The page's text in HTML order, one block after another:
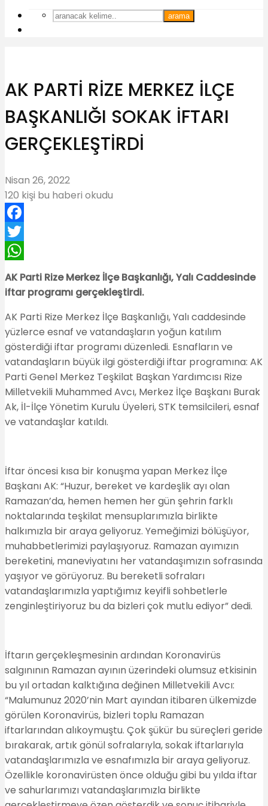
arama
AK PARTİ RİZE MERKEZ İLÇE
BAŞKANLIĞI SOKAK İFTARI
GERÇEKLEŞTİRDİ
Nisan 26, 2022
120 kişi bu haberi okudu
Facebook
Twitter
WhatsApp
AK Parti Rize Merkez İlçe Başkanlığı, Yalı Caddesinde
iftar programı gerçekleştirdi.
AK Parti Rize Merkez İlçe Başkanlığı, Yalı caddesinde
yüzlerce esnaf ve vatandaşların yoğun katılım
gösterdiği iftar programı düzenledi. Esnafların ve
vatandaşların büyük ilgi gösterdiği iftar programına: AK
Parti Genel Merkez Teşkilat Başkan Yardımcısı Rize
Milletvekili Muhammed Avcı, Merkez İlçe Başkanı Burak
Ak, İl-İlçe Yönetim Kurulu Üyeleri, STK temsilcileri, esnaf
ve vatandaşlar katıldı.
İftar öncesi kısa bir konuşma yapan Merkez İlçe
Başkanı AK: “Huzur, bereket ve kardeşlik ayı olan
Ramazan’da, hemen hemen her gün şehrin farklı
noktalarında teşkilat mensuplarımızla birlikte
halkımızla bir araya geliyoruz. Yemeğimizi bölüşüyor,
muhabbetlerimizi paylaşıyoruz. Ramazan ayımızın
bereketini, maneviyatını her vatandaşımızın sofrasında
yaşıyor ve görüyoruz. Bu bereketli sofraları
vatandaşlarımızla yaptığımız keyifli sohbetlerle
zenginleştiriyoruz bu da bizleri çok mutlu ediyor” dedi.
İftarın gerçekleşmesinin ardından Koronavirüs
salgınının Ramazan ayının üzerindeki olumsuz etkisinin
bu yıl ortadan kalktığına değinen Milletvekili Avcı:
“Malumunuz 2020’nin Mart ayından itibaren ülkemizde
görülen Koronavirüs, bizleri toplu Ramazan
iftarlarından alıkoymuştu. Çok şükür bu süreçleri geride
bırakarak, artık gönül sofralarıyla, sokak iftarlarıyla
vatandaşlarımızla ve esnafımızla bir araya geliyoruz.
Özellikle koronavirüsten önce olduğu gibi bu yılda iftar
ve sahurlarımızı vatandaşlarımızla birlikte